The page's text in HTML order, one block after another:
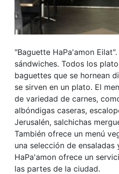
"Baguette HaPa'amon
sándwiches. Todos los
baguettes que se hornean
se sirven en un plato. El
de variedad de carnes,
albóndigas caseras,
Jerusalén, salchichas
También ofrece un menú
una selección de ensaladas
HaPa'amon ofrece un
las partes de la ciudad.